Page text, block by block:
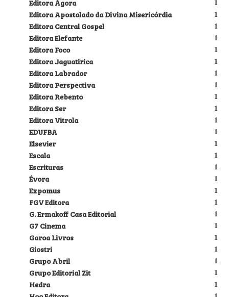
1
Editora Ágora
1
Editora Apostolado da Divina Misericórdia
1
Editora Central Gospel
1
Editora Elefante
1
Editora Foco
1
Editora Jaguatirica
1
Editora Labrador
1
Editora Perspectiva
1
Editora Rebento
1
Editora Ser
1
Editora Vitrola
1
EDUFBA
1
Elsevier
1
Escala
1
Escrituras
1
Évora
1
Expomus
1
FGV Editora
1
G. Ermakoff Casa Editorial
1
G7 Cinema
1
Garoa Livros
1
Giostri
1
Grupo Abril
1
Grupo Editorial Zit
1
Hedra